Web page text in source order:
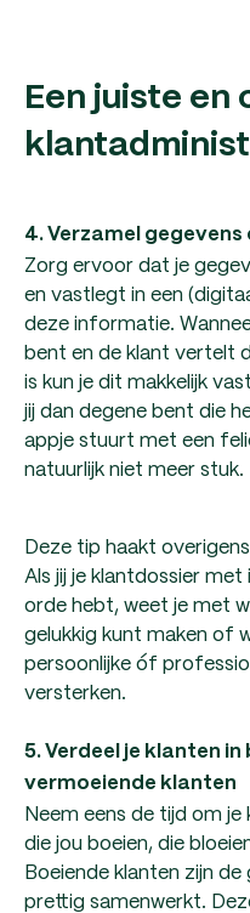
Een juiste en
4. Verzamel gegevens
Zorg ervoor dat je
en vastlegt in een
deze informatie.
bent en de klant vertelt
is kun je dit makkelijk
jij dan degene bent die
appje stuurt met een
natuurlijk niet meer stuk.
Deze tip haakt
Als jij je klantdossier
orde hebt, weet je met
gelukkig kunt maken of
persoonlijke óf
versterken.
5. Verdeel je klanten
vermoeiende klanten
Neem eens de tijd om
die jou boeien, die
Boeiende klanten zijn
prettig samenwerkt.